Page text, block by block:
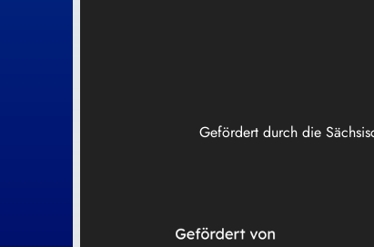
Gefördert durch die